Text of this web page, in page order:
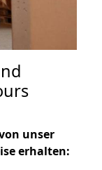
unser
erhalten: